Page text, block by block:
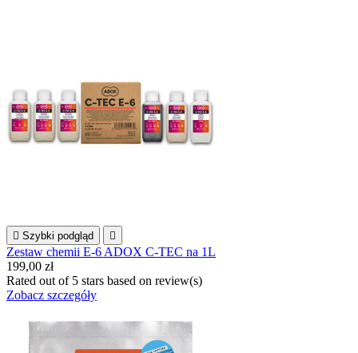
 Szybki podgląd 
Zestaw chemii E-6 ADOX C-TEC na 1L
199,00 zł
Rated out of 5 stars based on review(s)
Zobacz szczegóły